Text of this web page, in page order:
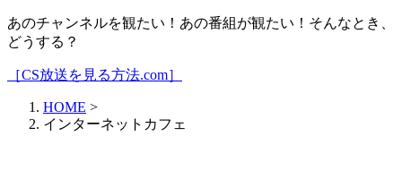
あのチャンネルを観たい！あの番組が観たい！そんなとき、
どうする？
［CS放送を見る方法.com］
HOME >
インターネットカフェ